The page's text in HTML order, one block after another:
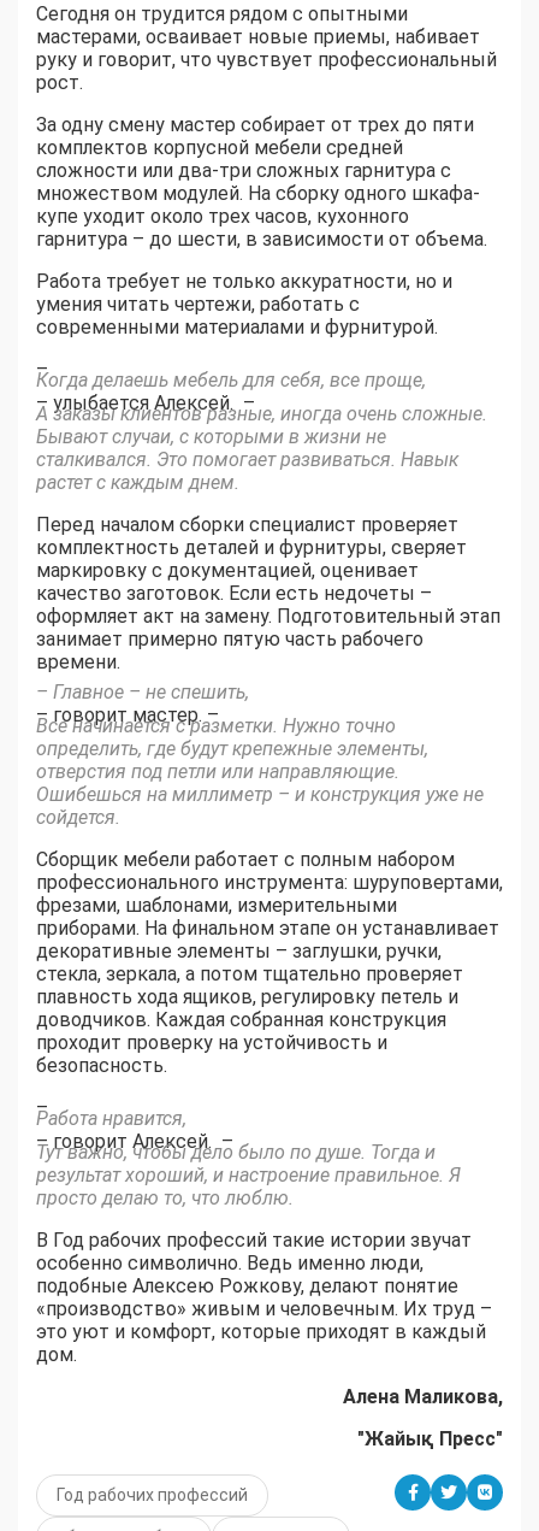
Сегодня он трудится рядом с опытными
мастерами, осваивает новые приемы, набивает
руку и говорит, что чувствует профессиональный
рост.
За одну смену мастер собирает от трех до пяти
комплектов корпусной мебели средней
сложности или два-три сложных гарнитура с
множеством модулей. На сборку одного шкафа-
купе уходит около трех часов, кухонного
гарнитура – до шести, в зависимости от объема.
Работа требует не только аккуратности, но и
умения читать чертежи, работать с
современными материалами и фурнитурой.
–
Когда делаешь мебель для себя, все проще,
– улыбается Алексей. –
А заказы клиентов разные, иногда очень сложные.
Бывают случаи, с которыми в жизни не
сталкивался. Это помогает развиваться. Навык
растет с каждым днем.
Перед началом сборки специалист проверяет
комплектность деталей и фурнитуры, сверяет
маркировку с документацией, оценивает
качество заготовок. Если есть недочеты –
оформляет акт на замену. Подготовительный этап
занимает примерно пятую часть рабочего
времени.
– Главное – не спешить,
– говорит мастер. –
Все начинается с разметки. Нужно точно
определить, где будут крепежные элементы,
отверстия под петли или направляющие.
Ошибешься на миллиметр – и конструкция уже не
сойдется.
Сборщик мебели работает с полным набором
профессионального инструмента: шуруповертами,
фрезами, шаблонами, измерительными
приборами. На финальном этапе он устанавливает
декоративные элементы – заглушки, ручки,
стекла, зеркала, а потом тщательно проверяет
плавность хода ящиков, регулировку петель и
доводчиков. Каждая собранная конструкция
проходит проверку на устойчивость и
безопасность.
–
Работа нравится,
– говорит Алексей. –
Тут важно, чтобы дело было по душе. Тогда и
результат хороший, и настроение правильное. Я
просто делаю то, что люблю.
В Год рабочих профессий такие истории звучат
особенно символично. Ведь именно люди,
подобные Алексею Рожкову, делают понятие
«производство» живым и человечным. Их труд –
это уют и комфорт, которые приходят в каждый
дом.
Алена Маликова,
"Жайық Пресс"
Год рабочих профессий